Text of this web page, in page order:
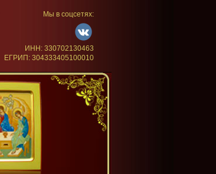
Мы в соцсетях:
ИНН: 330702130463
ЕГРИП: 304333405100010